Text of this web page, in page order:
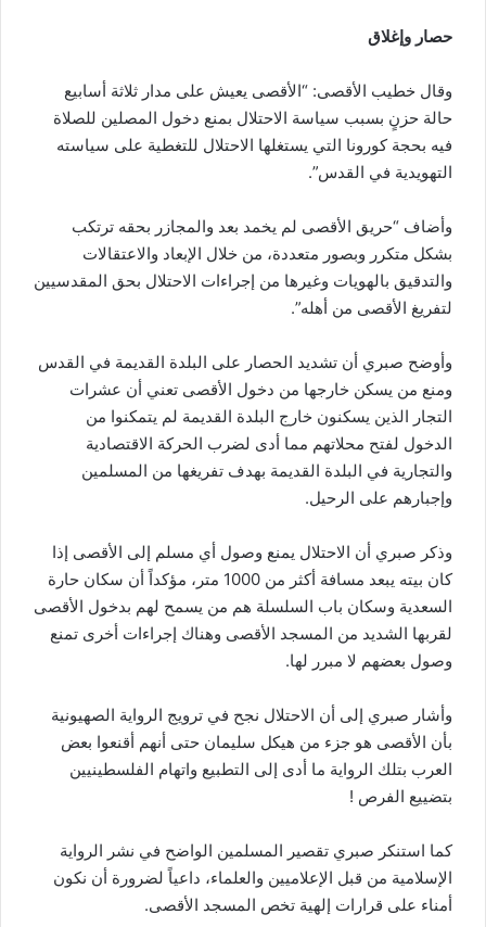
حصار وإغلاق
وقال خطيب الأقصى: “الأقصى يعيش على مدار ثلاثة أسابيع
حالة حزنٍ بسبب سياسة الاحتلال بمنع دخول المصلين للصلاة
فيه بحجة كورونا التي يستغلها الاحتلال للتغطية على سياسته
التهويدية في القدس”.
وأضاف “حريق الأقصى لم يخمد بعد والمجازر بحقه ترتكب
بشكل متكرر وبصور متعددة، من خلال الإبعاد والاعتقالات
والتدقيق بالهويات وغيرها من إجراءات الاحتلال بحق المقدسيين
لتفريغ الأقصى من أهله”.
وأوضح صبري أن تشديد الحصار على البلدة القديمة في القدس
ومنع من يسكن خارجها من دخول الأقصى تعني أن عشرات
التجار الذين يسكنون خارج البلدة القديمة لم يتمكنوا من
الدخول لفتح محلاتهم مما أدى لضرب الحركة الاقتصادية
والتجارية في البلدة القديمة بهدف تفريغها من المسلمين
وإجبارهم على الرحيل.
وذكر صبري أن الاحتلال يمنع وصول أي مسلم إلى الأقصى إذا
كان بيته يبعد مسافة أكثر من 1000 متر، مؤكداً أن سكان حارة
السعدية وسكان باب السلسلة هم من يسمح لهم بدخول الأقصى
لقربها الشديد من المسجد الأقصى وهناك إجراءات أخرى تمنع
وصول بعضهم لا مبرر لها.
وأشار صبري إلى أن الاحتلال نجح في ترويج الرواية الصهيونية
بأن الأقصى هو جزء من هيكل سليمان حتى أنهم أقنعوا بعض
العرب بتلك الرواية ما أدى إلى التطبيع واتهام الفلسطينيين
بتضييع الفرص !
كما استنكر صبري تقصير المسلمين الواضح في نشر الرواية
الإسلامية من قبل الإعلاميين والعلماء، داعياً لضرورة أن نكون
أمناء على قرارات إلهية تخص المسجد الأقصى.